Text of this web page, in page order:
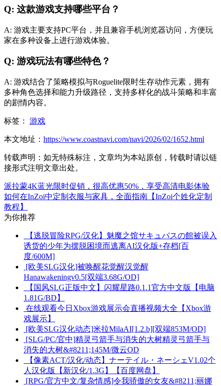
Q: 这款游戏支持哪些平台？
A: 游戏主要支持PC平台，并且兼容手机浏览器访问，方便玩
家在多种设备上进行游戏体验。
Q: 游戏玩法有哪些特色？
A: 游戏结合了策略模拟与Roguelite限时生存动作元素，拥有
多种角色选择和能力升级路径，支持多样化的战斗策略和丰富
的剧情内容。
标签： 游戏
本文地址： https://www.coastnavi.com/navi/2026/02/1652.html
转载声明： 如无特殊标注，文章均为本站原创，转载时请以链
接形式注明文章出处。
派拉蒙4K蓝光限时促销，很高优惠50%，享受高清电影体验
如何在InZoi中定制衣服与家具，全面指南【InZoi个姓化定制
教程】
为你推荐
【逃脱冒险RPG/汉化】魅魔之馆サキュバスの館被误入
诱货的少年为摆脱困境而逃离AI汉化版+存档[百
度/600M]
[欧美SLG汉化]被唤醒花觉醒汉觉醒
Hanawakeningv0.5[双端3.68G/OD]
【国风SLG正版中文】闪耀星路0.1.1官方中文版【电脑
1.81G/BD】
在线观看今日Xbox游戏展示会直播视频大全【Xbox游
戏展示】
[欧美SLG汉化动态]米拉MilaAI[1.2.b][双端853M/OD]
[SLG/PC/官中]精灵弓箭手与消失的大树精灵弓箭手与
消失的大树&#8211;145M/微云OD
【像素ACT/汉化/动态】ナーテイル・ネーシェV1.02个
人汉化版【新汉化/1.3G】【百度网盘】
[RPG/官方中文/复杂情感]令我骄傲的女友&#8211;丽娜